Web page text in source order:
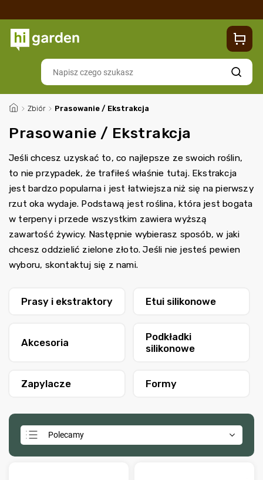
Contacts
Szukaj
/ Zbiór / Prasowanie / Ekstrakcja
Prasowanie / Ekstrakcja
Jeśli chcesz uzyskać to, co najlepsze ze swoich roślin,
to nie przypadek, że trafiłeś właśnie tutaj. Ekstrakcja
jest bardzo popularna i jest łatwiejsza niż się na pierwszy
rzut oka wydaje. Podstawą jest roślina, która jest bogata
w terpeny i przede wszystkim zawiera wyższą
zawartość żywicy. Następnie wybierasz sposób, w jaki
chcesz oddzielić zielone złoto. Jeśli nie jesteś pewien
wyboru, skontaktuj się z nami.
Prasy i ekstraktory Etui silikonowe
Akcesoria
Podkładki
silikonowe
Zapylacze Formy
Polecamy